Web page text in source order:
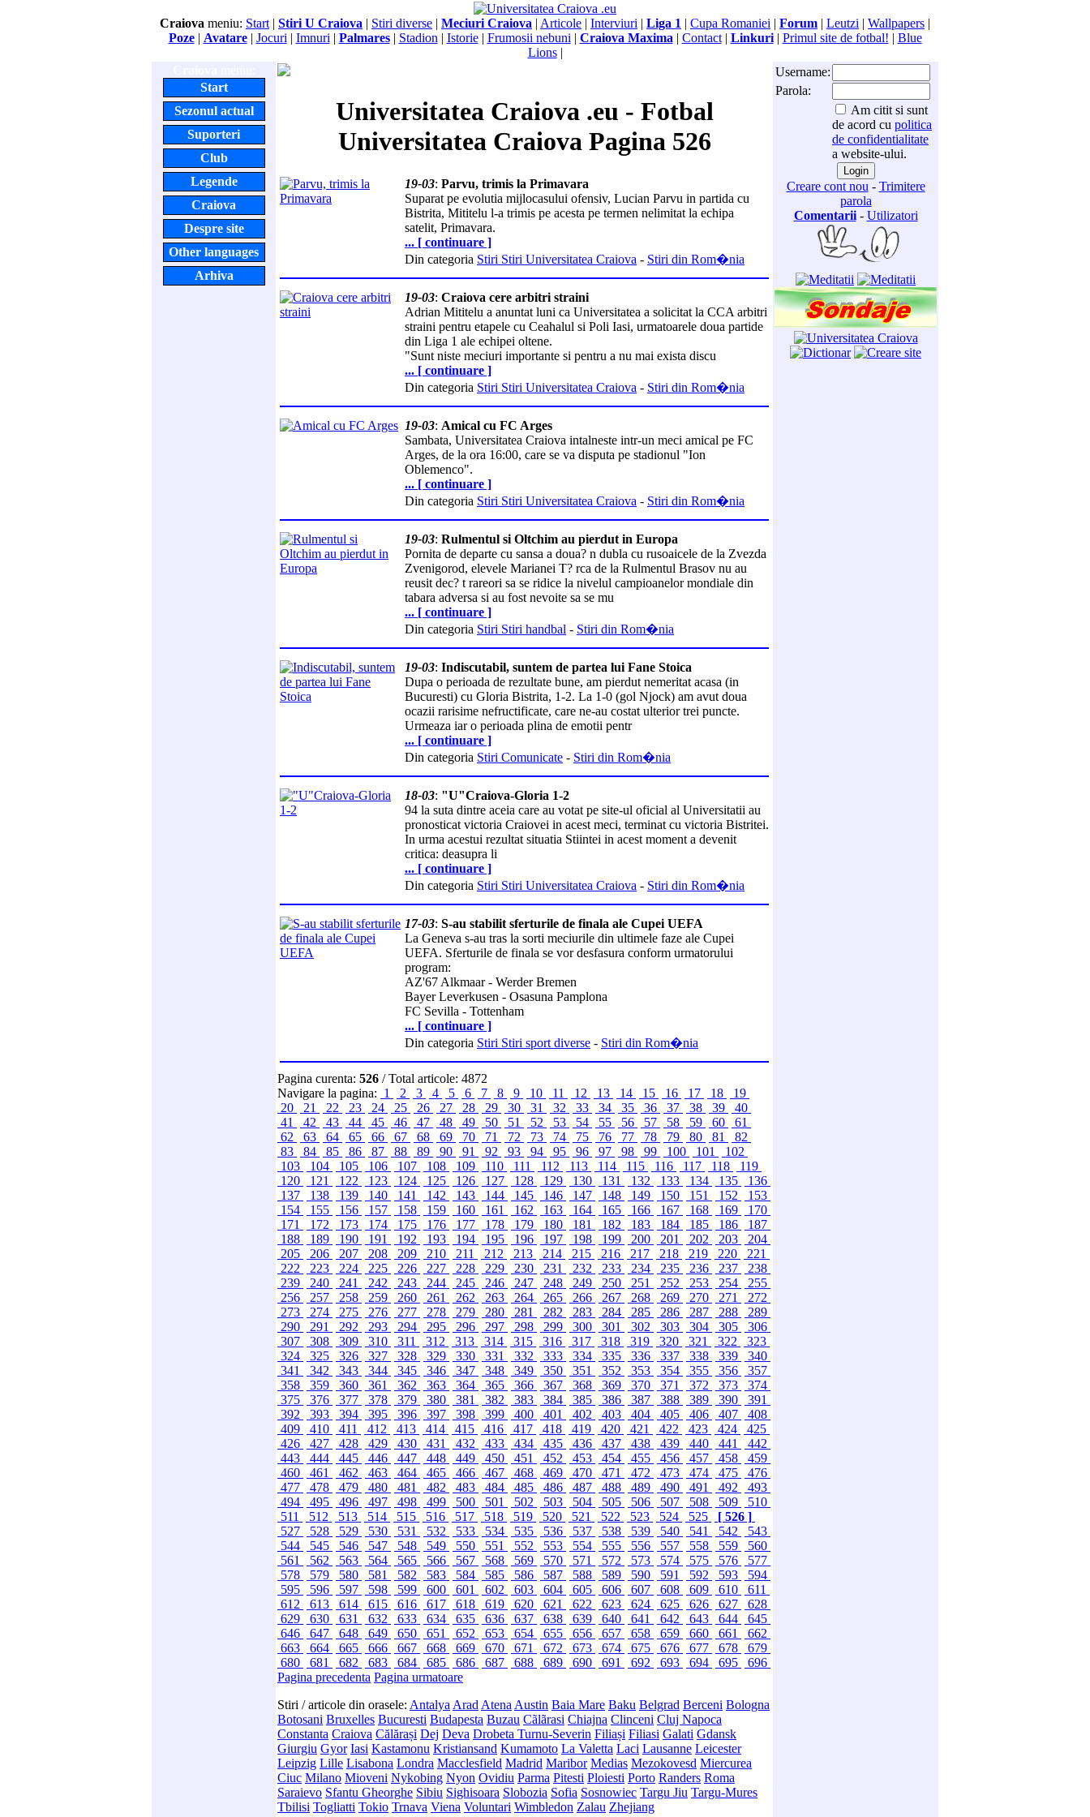
Craiova meniu: Start | Stiri U Craiova | Stiri diverse | Meciuri Craiova | Articole | Interviuri | Liga 1 | Cupa Romaniei | Forum | Leutzi | Wallpapers |
Poze| Avatare| Jocuri | Imnuri | Palmares| Stadion | Istorie| Frumosii nebuni | Craiova Maxima | Contact| Linkuri| Primul site de fotbal! | Blue
Lions|
Start
Sezonul actual
Suporteri
Club
Legende
Craiova
Despre site
Other languages
Arhiva
Universitatea Craiova .eu - Fotbal
Universitatea Craiova Pagina 526
19-03: Parvu, trimis la Primavara
Suparat pe evolutia mijlocasului ofensiv, Lucian Parvu in partida cu
Bistrita, Mititelu l-a trimis pe acesta pe termen nelimitat la echipa
satelit, Primavara.
... [ continuare ]
Din categoria Stiri Stiri Universitatea Craiova - Stiri din Rom�nia
19-03: Craiova cere arbitri straini
Adrian Mititelu a anuntat luni ca Universitatea a solicitat la CCA arbitri
straini pentru etapele cu Ceahalul si Poli Iasi, urmatoarele doua partide
din Liga 1 ale echipei oltene.
"Sunt niste meciuri importante si pentru a nu mai exista discu
... [ continuare ]
Din categoria Stiri Stiri Universitatea Craiova - Stiri din Rom�nia
19-03: Amical cu FC Arges
Sambata, Universitatea Craiova intalneste intr-un meci amical pe FC
Arges, de la ora 16:00, care se va disputa pe stadionul "Ion
Oblemenco".
... [ continuare ]
Din categoria Stiri Stiri Universitatea Craiova - Stiri din Rom�nia
19-03: Rulmentul si Oltchim au pierdut in Europa
Pornita de departe cu sansa a doua? n dubla cu rusoaicele de la Zvezda
Zvenigorod, elevele Marianei T? rca de la Rulmentul Brasov nu au
reusit dec? t rareori sa se ridice la nivelul campioanelor mondiale din
tabara adversa si au fost nevoite sa se mu
... [ continuare ]
Din categoria Stiri Stiri handbal - Stiri din Rom�nia
19-03: Indiscutabil, suntem de partea lui Fane Stoica
Dupa o perioada de rezultate bune, am pierdut nemeritat acasa (in
Bucuresti) cu Gloria Bistrita, 1-2. La 1-0 (gol Njock) am avut doua
ocazii rarisime nefructificate, care ne-au costat ulterior trei puncte.
Urmeaza iar o perioada plina de emotii pentr
... [ continuare ]
Din categoria Stiri Comunicate - Stiri din Rom�nia
18-03: "U"Craiova-Gloria 1-2
94 la suta dintre aceia care au votat pe site-ul oficial al Universitatii au
pronosticat victoria Craiovei in acest meci, terminat cu victoria Bistritei.
In urma acestui rezultat situatia Stiintei in acest moment a devenit
critica: deasupra li
... [ continuare ]
Din categoria Stiri Stiri Universitatea Craiova - Stiri din Rom�nia
17-03: S-au stabilit sferturile de finala ale Cupei UEFA
La Geneva s-au tras la sorti meciurile din ultimele faze ale Cupei
UEFA. Sferturile de finala se vor desfasura conform urmatorului
program:
AZ'67 Alkmaar - Werder Bremen
Bayer Leverkusen - Osasuna Pamplona
FC Sevilla - Tottenham
... [ continuare ]
Din categoria Stiri Stiri sport diverse - Stiri din Rom�nia
Pagina curenta: 526 / Total articole: 4872
Navigare la pagina: 1 2 3 4 5 6 7 8 9 10 11 12 13 14 15 16 17 18
19
20
21 22 23 24 25 26 27 28 29 30 31 32 33 34 35 36 37 38 39
40
41
42 43 44 45 46 47 48 49 50 51 52 53 54 55 56 57 58 59 60
61
62
63 64 65 66 67 68 69 70 71 72 73 74 75 76 77 78 79 80 81
82
83
84 85 86 87 88 89 90 91 92 93 94 95 96 97 98 99 100 101
102
103
104 105 106 107 108 109 110 111 112 113 114 115 116 117 118
119
120
121 122 123 124 125 126 127 128 129 130 131 132 133 134 135
136
137
138 139 140 141 142 143 144 145 146 147 148 149 150 151 152
153
154
155 156 157 158 159 160 161 162 163 164 165 166 167 168 169
170
171
172 173 174 175 176 177 178 179 180 181 182 183 184 185 186
187
188
189 190 191 192 193 194 195 196 197 198 199 200 201 202 203
204
205
206 207 208 209 210 211 212 213 214 215 216 217 218 219 220
221
222
223 224 225 226 227 228 229 230 231 232 233 234 235 236 237
238
239
240 241 242 243 244 245 246 247 248 249 250 251 252 253 254
255
256
257 258 259 260 261 262 263 264 265 266 267 268 269 270 271
272
273
274 275 276 277 278 279 280 281 282 283 284 285 286 287 288
289
290
291 292 293 294 295 296 297 298 299 300 301 302 303 304 305
306
307
308 309 310 311 312 313 314 315 316 317 318 319 320 321 322
323
324
325 326 327 328 329 330 331 332 333 334 335 336 337 338 339
340
341
342 343 344 345 346 347 348 349 350 351 352 353 354 355 356
357
358
359 360 361 362 363 364 365 366 367 368 369 370 371 372 373
374
375
376 377 378 379 380 381 382 383 384 385 386 387 388 389 390
391
392
393 394 395 396 397 398 399 400 401 402 403 404 405 406 407
408
409
410 411 412 413 414 415 416 417 418 419 420 421 422 423 424
425
426
427 428 429 430 431 432 433 434 435 436 437 438 439 440 441
442
443
444 445 446 447 448 449 450 451 452 453 454 455 456 457 458
459
460
461 462 463 464 465 466 467 468 469 470 471 472 473 474 475
476
477
478 479 480 481 482 483 484 485 486 487 488 489 490 491 492
493
494
495 496 497 498 499 500 501 502 503 504 505 506 507 508 509
510
511
512 513 514 515 516 517 518 519 520 521 522 523 524 525
[ 526 ]
527
528 529 530 531 532 533 534 535 536 537 538 539 540 541 542
543
544
545 546 547 548 549 550 551 552 553 554 555 556 557 558 559
560
561
562 563 564 565 566 567 568 569 570 571 572 573 574 575 576
577
578
579 580 581 582 583 584 585 586 587 588 589 590 591 592 593
594
595
596 597 598 599 600 601 602 603 604 605 606 607 608 609 610
611
612
613 614 615 616 617 618 619 620 621 622 623 624 625 626 627
628
629
630 631 632 633 634 635 636 637 638 639 640 641 642 643 644
645
646
647 648 649 650 651 652 653 654 655 656 657 658 659 660 661
662
663
664 665 666 667 668 669 670 671 672 673 674 675 676 677 678
679
680
681 682 683 684 685 686 687 688 689 690 691 692 693 694 695
696
Pagina precedenta Pagina urmatoare
Stiri / articole din orasele: Antalya Arad Atena Austin Baia Mare Baku Belgrad Berceni Bologna
Botosani Bruxelles Bucuresti Budapesta Buzau Cãlãrasi Chiajna Clinceni Cluj Napoca
Constanta Craiova Călărași Dej Deva Drobeta Turnu-Severin Filiași Filiasi Galati Gdansk
Giurgiu Gyor Iasi Kastamonu Kristiansand Kumamoto La Valetta Laci Lausanne Leicester
Leipzig Lille Lisabona Londra Macclesfield Madrid Maribor Medias Mezokovesd Miercurea
Ciuc Milano Mioveni Nykobing Nyon Ovidiu Parma Pitesti Ploiesti Porto Randers Roma
Saraievo Sfantu Gheorghe Sibiu Sighisoara Slobozia Sofia Sosnowiec Targu Jiu Targu-Mures
Tbilisi Togliatti Tokio Trnava Viena Voluntari Wimbledon Zalau Zhejiang
Username:
Parola:
Am citit si sunt
de acord cu politica
de confidentialitate
a website-ului.
Creare cont nou - Trimitere
parola
Comentarii- Utilizatori